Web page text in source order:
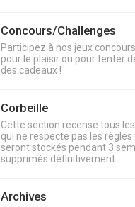
Concours/Challenges
Participez à nos jeux
pour le plaisir ou pour tenter
des cadeaux !
Corbeille
Cette section recense tous
qui ne respecte pas les règles
seront stockés pendant 3
supprimés définitivement.
Archives